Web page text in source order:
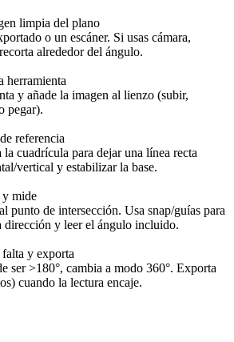
limpia del plano
o un escáner. Si usas cámara,
alrededor del ángulo.
herramienta
y añade la imagen al lienzo (subir,
pegar).
referencia
cuadrícula para dejar una línea recta
vertical y estabilizar la base.
y mide
punto de intersección. Usa snap/guías para
dirección y leer el ángulo incluido.
y exporta
ser >180°, cambia a modo 360°. Exporta
cuando la lectura encaje.